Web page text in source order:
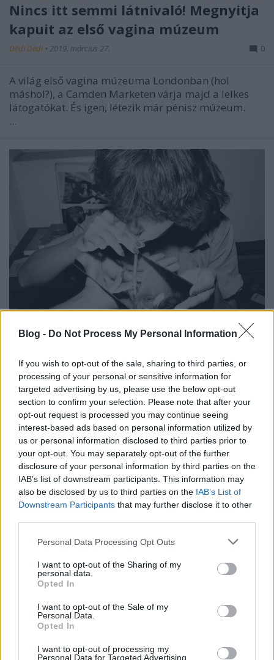
Blog - Do Not Process My Personal Information
If you wish to opt-out of the sale, sharing to third parties, or
processing of your personal or sensitive information for
targeted advertising by us, please use the below opt-out
section to confirm your selection. Please note that after your
opt-out request is processed you may continue seeing
interest-based ads based on personal information utilized by
us or personal information disclosed to third parties prior to
your opt-out. You may separately opt-out of the further
disclosure of your personal information by third parties on the
IAB’s list of downstream participants. This information may
also be disclosed by us to third parties on the IAB’s List of
Downstream Participants that may further disclose it to other
Please note that this website/app uses one or more Google
not limited to your visit or usage behaviour. You may click to
grant or deny consent to Google and its third-party tags to
use your data for below specified purposes in below Google
consent section.
Personal Data Processing Opt Outs
I want to opt-out of the Sharing of my
personal data.
Opted In
I want to opt-out of the Sale of my
Personal Data.
Opted In
I want to opt-out of processing my
Personal Data for Targeted Advertising.
Nincs itt semmi látnivaló! Megnyitja
kapuit az első vagina múzeum
Dédi Dédi • 2019. március 27. 0
A világ első vagina múzeuma Londonban (hol
máshol?), a Camden Marketen várja majd a lelkes
látogatókat. És igen, létezik már pénisz múzeum.
...
Szex, kábítószer és Gloria Gaynor. A
Studio 54
Dédi Dédi•2019. március 20.
Az amerikai Meryl Meisler lencséjén keresztül
pillanthatunk be az epikus diszkó korszak
gátlásoktól mentes világába.
A neves fotós szabadúszó ...